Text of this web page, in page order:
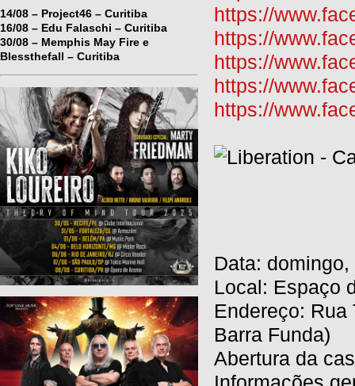
14/08 – Project46 – Curitiba
16/08 – Edu Falaschi – Curitiba
30/08 – Memphis May Fire e
Blessthefall – Curitiba
https://
https://
https://
https://
https://
Data:
Local: Espaço
Endereço: Rua
Barra Funda)
Abertura da